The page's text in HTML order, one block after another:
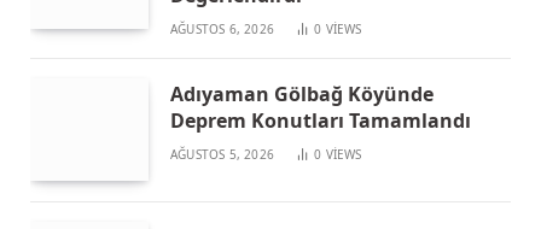
AĞUSTOS 6, 2026 0 VIEWS
Adıyaman Gölbağ Köyünde
Deprem Konutları Tamamlandı
AĞUSTOS 5, 2026 0 VIEWS